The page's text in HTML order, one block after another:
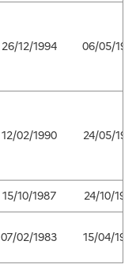
26/12/1994 06/05/
12/02/1990 24/05/
15/10/1987 24/10/
07/02/1983 15/04/